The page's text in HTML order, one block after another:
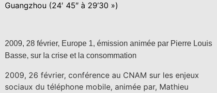
Guangzhou (24′ 45″ à 29’30 »)
2009, 28 février, Europe 1, émission animée par Pierre Louis
Basse, sur la crise et la consommation
2009, 26 février, conférence au CNAM sur les enjeux
sociaux du téléphone mobile, animée par, Mathieu